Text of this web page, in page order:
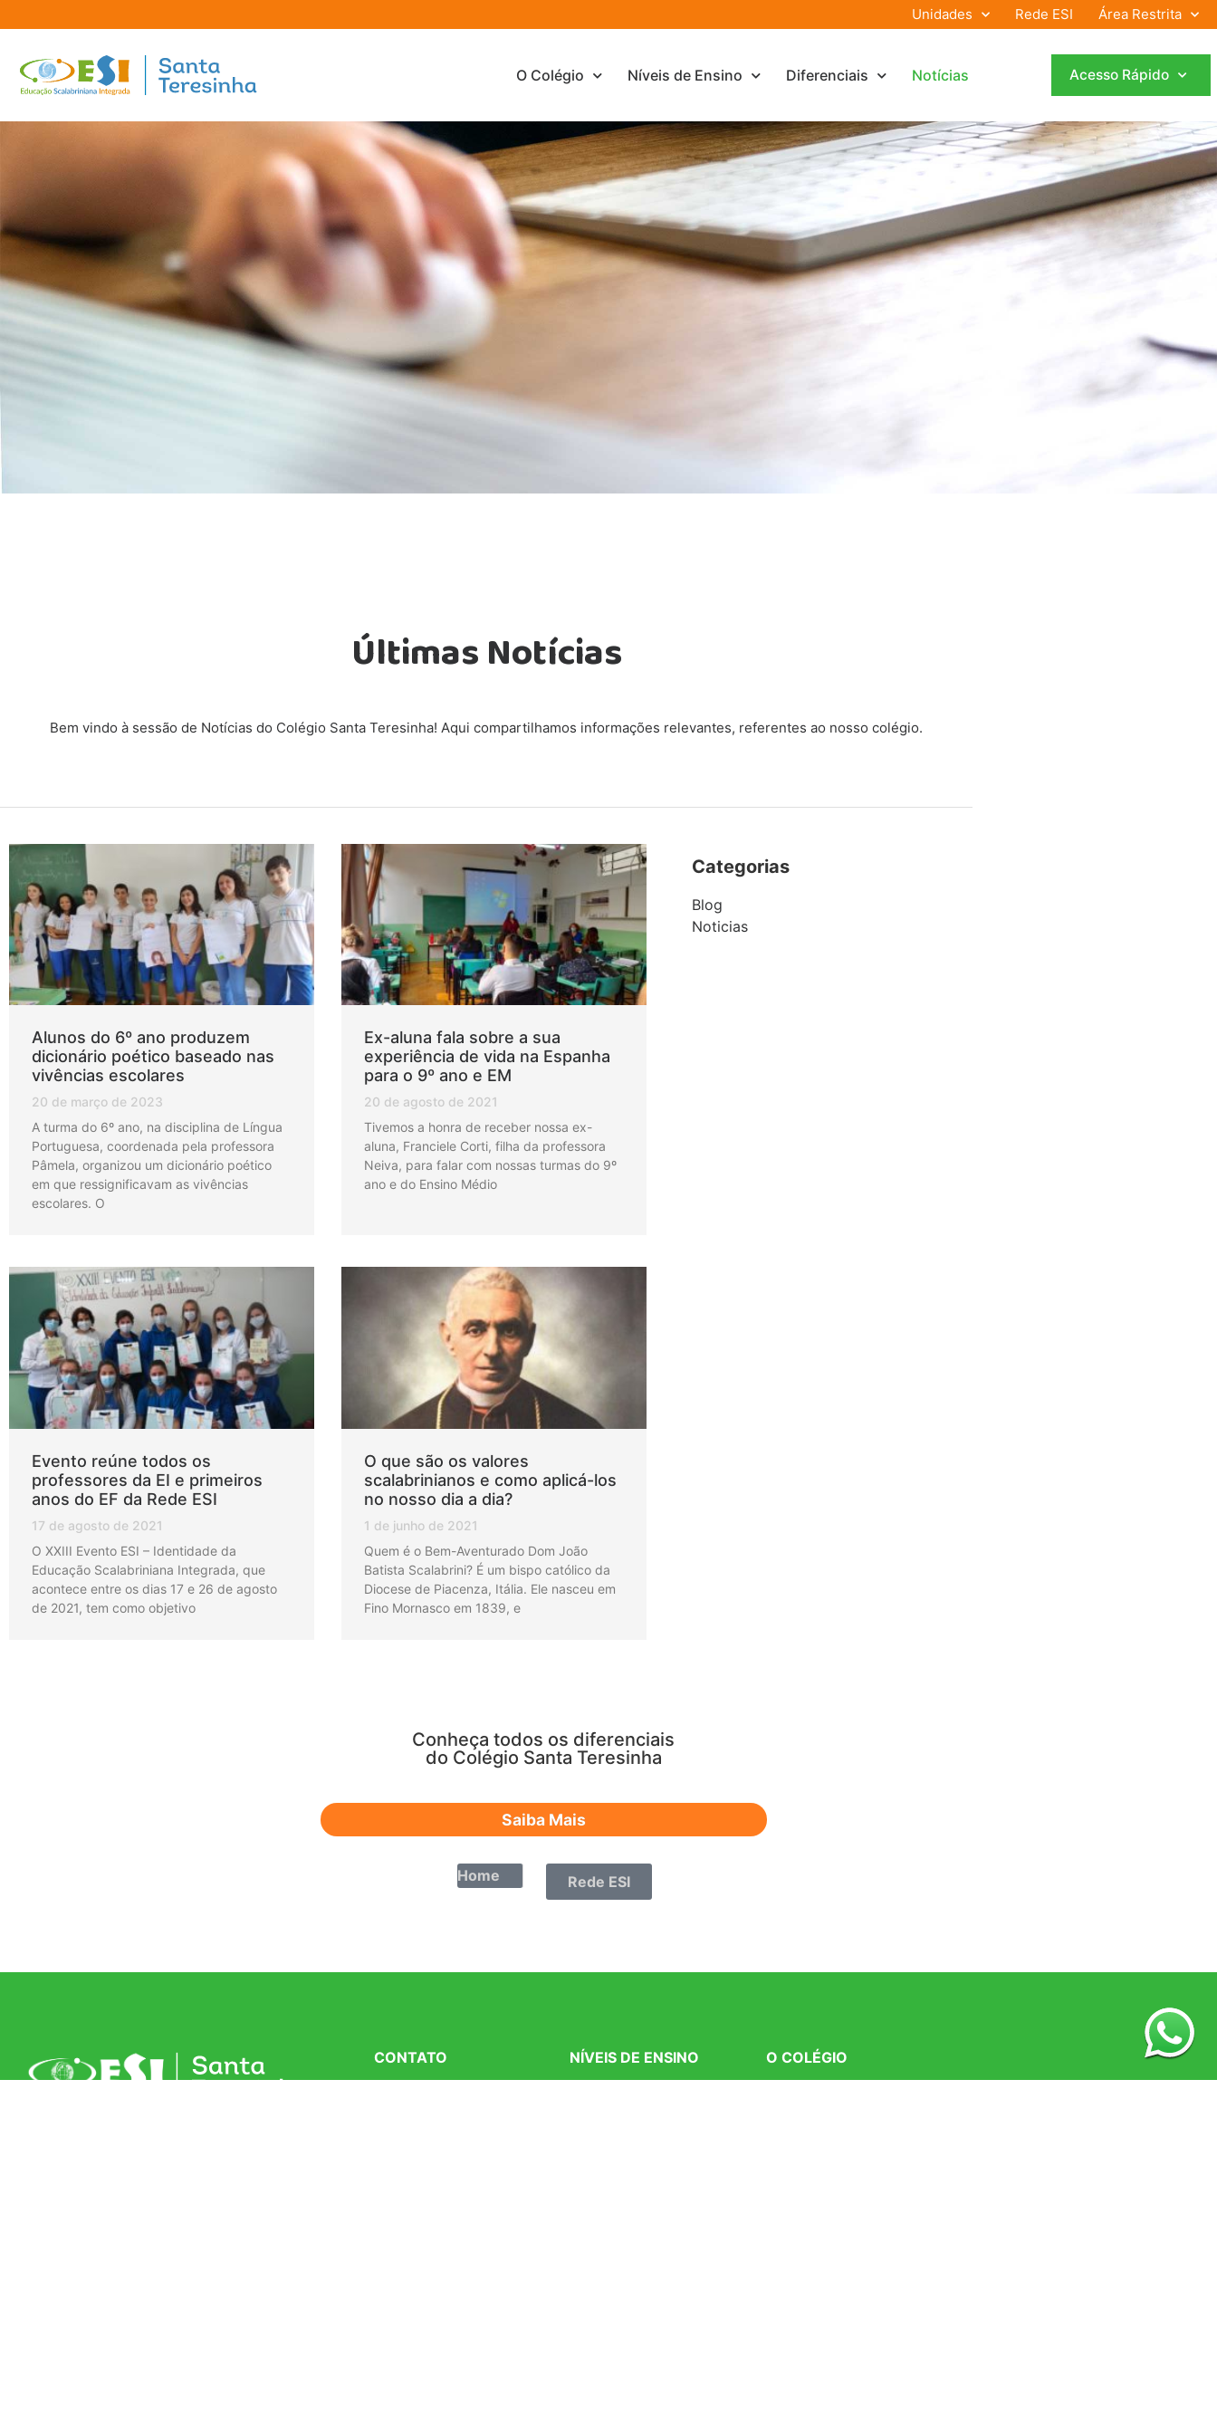
Unidades Rede ESI Área Restrita
O Colégio Níveis de Ensino Diferenciais Notícias Acesso Rápido
Últimas Notícias
Bem vindo à sessão de Notícias do Colégio Santa Teresinha! Aqui compartilhamos informações relevantes, referentes ao nosso colégio.
Alunos do 6º ano produzem
dicionário poético baseado nas
vivências escolares
20 de março de 2023
A turma do 6º ano, na disciplina de Língua
Portuguesa, coordenada pela professora
Pâmela, organizou um dicionário poético
em que ressignificavam as vivências
escolares. O
Ex-aluna fala sobre a sua
experiência de vida na Espanha
para o 9º ano e EM
20 de agosto de 2021
Tivemos a honra de receber nossa ex-
aluna, Franciele Corti, filha da professora
Neiva, para falar com nossas turmas do 9º
ano e do Ensino Médio
Evento reúne todos os
professores da EI e primeiros
anos do EF da Rede ESI
17 de agosto de 2021
O XXIII Evento ESI – Identidade da
Educação Scalabriniana Integrada, que
acontece entre os dias 17 e 26 de agosto
de 2021, tem como objetivo
O que são os valores
scalabrinianos e como aplicá-los
no nosso dia a dia?
1 de junho de 2021
Quem é o Bem-Aventurado Dom João
Batista Scalabrini? É um bispo católico da
Diocese de Piacenza, Itália. Ele nasceu em
Fino Mornasco em 1839, e
Categorias
Blog
Noticias
Conheça todos os diferenciais
do Colégio Santa Teresinha
Saiba Mais
Home Rede ESI
CONTATO NÍVEIS DE ENSINO O COLÉGIO